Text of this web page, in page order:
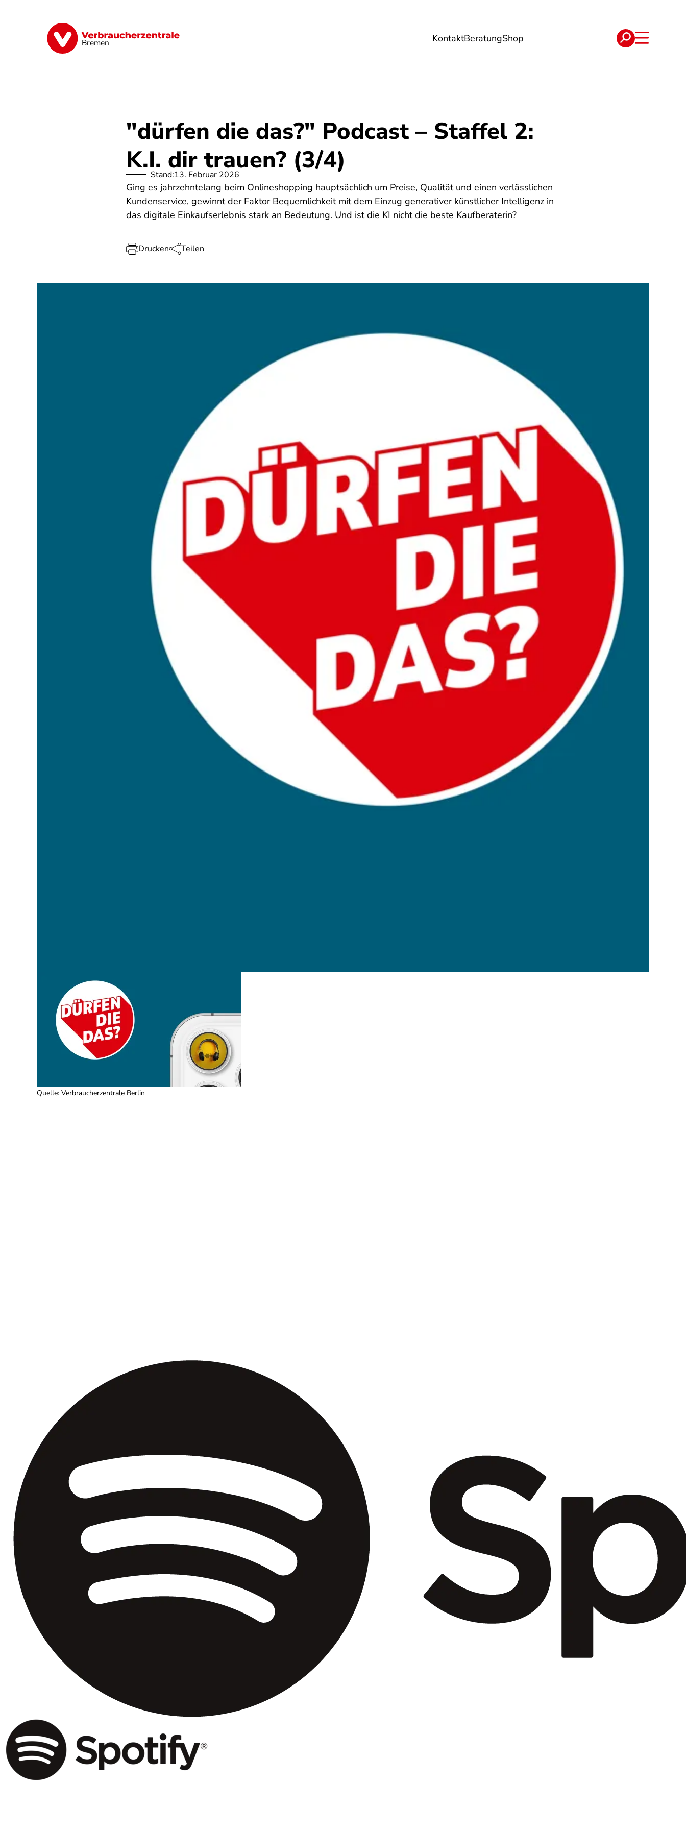
Bremen KontaktBeratungShop
Finanzen Digitales Lebensmittel Reise Verträge
"dürfen die das?" Podcast – Staffel 2:
K.I. dir trauen? (3/4)
Stand:13. Februar 2026
Ging es jahrzehntelang beim Onlineshopping hauptsächlich um Preise, Qualität und einen verlässlichen
Kundenservice, gewinnt der Faktor Bequemlichkeit mit dem Einzug generativer künstlicher Intelligenz in
das digitale Einkaufserlebnis stark an Bedeutung. Und ist die KI nicht die beste Kaufberaterin?
Drucken Teilen
Quelle: Verbraucherzentrale Berlin